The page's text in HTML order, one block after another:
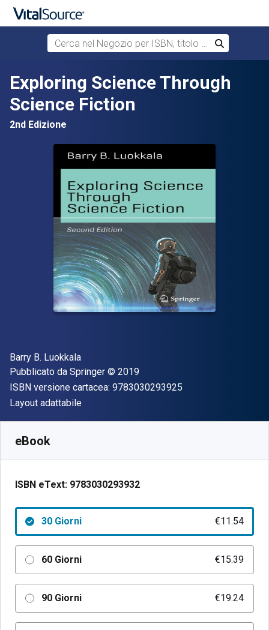
Passa al contenuto principale
Cerca nel Negozio per ISBN, titolo o autore
Cerca
Exploring Science Through
Science Fiction
2nd Edizione
Autore(i)
Barry B. Luokkala
Editore
Pubblicato da Springer Copyright
© 2019
ISBN versione cartacea: 9783030293925
Formato
Layout adattabile
eBook
ISBN eText: 9783030293932
30 Giorni €11.54
60 Giorni €15.39
90 Giorni €19.24